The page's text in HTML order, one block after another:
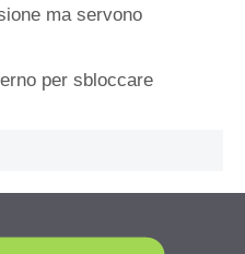
ma servono
per sbloccare